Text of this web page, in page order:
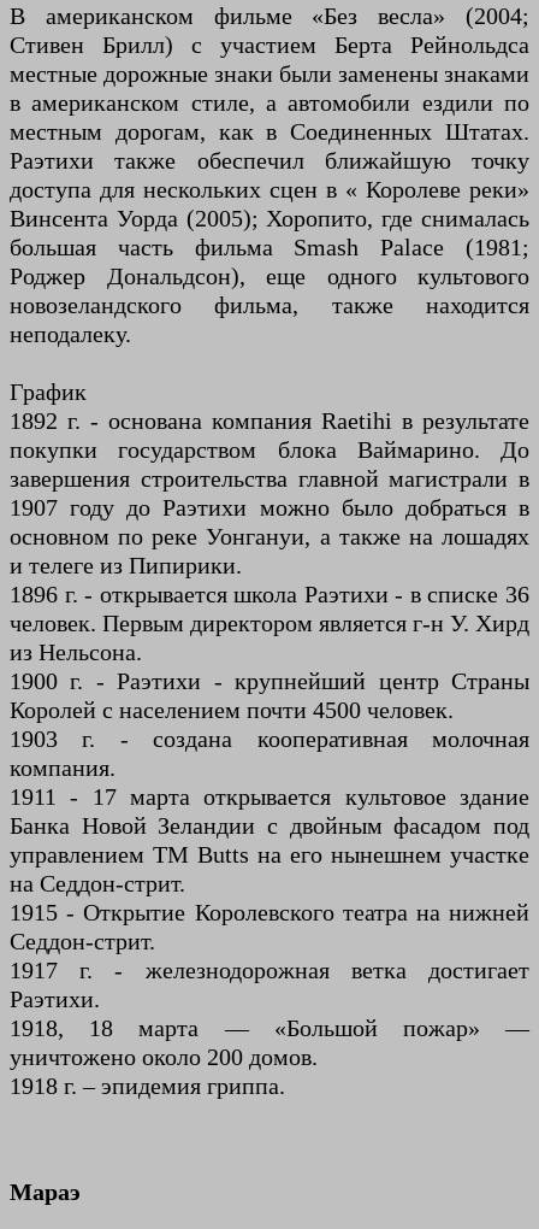
В американском фильме «Без весла» (2004;
Стивен Брилл) с участием Берта Рейнольдса
местные дорожные знаки были заменены знаками
в американском стиле, а автомобили ездили по
местным дорогам, как в Соединенных Штатах.
Раэтихи также обеспечил ближайшую точку
доступа для нескольких сцен в « Королеве реки»
Винсента Уорда (2005); Хоропито, где снималась
большая часть фильма Smash Palace (1981;
Роджер Дональдсон), еще одного культового
новозеландского фильма, также находится
неподалеку.
График
1892 г. - основана компания Raetihi в результате
покупки государством блока Ваймарино. До
завершения строительства главной магистрали в
1907 году до Раэтихи можно было добраться в
основном по реке Уонгануи, а также на лошадях
и телеге из Пипирики.
1896 г. - открывается школа Раэтихи - в списке 36
человек. Первым директором является г-н У. Хирд
из Нельсона.
1900 г. - Раэтихи - крупнейший центр Страны
Королей с населением почти 4500 человек.
1903 г. - создана кооперативная молочная
компания.
1911 - 17 марта открывается культовое здание
Банка Новой Зеландии с двойным фасадом под
управлением TM Butts на его нынешнем участке
на Седдон-стрит.
1915 - Открытие Королевского театра на нижней
Седдон-стрит.
1917 г. - железнодорожная ветка достигает
Раэтихи.
1918, 18 марта — «Большой пожар» —
уничтожено около 200 домов.
1918 г. – эпидемия гриппа.
Мараэ